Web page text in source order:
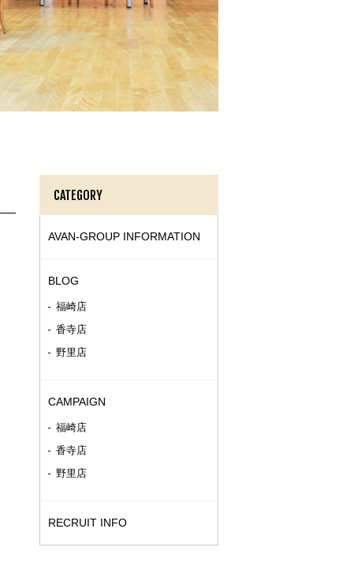
CATEGORY
AVAN-GROUP INFORMATION
BLOG
福崎店
香寺店
野里店
CAMPAIGN
福崎店
香寺店
野里店
RECRUIT INFO